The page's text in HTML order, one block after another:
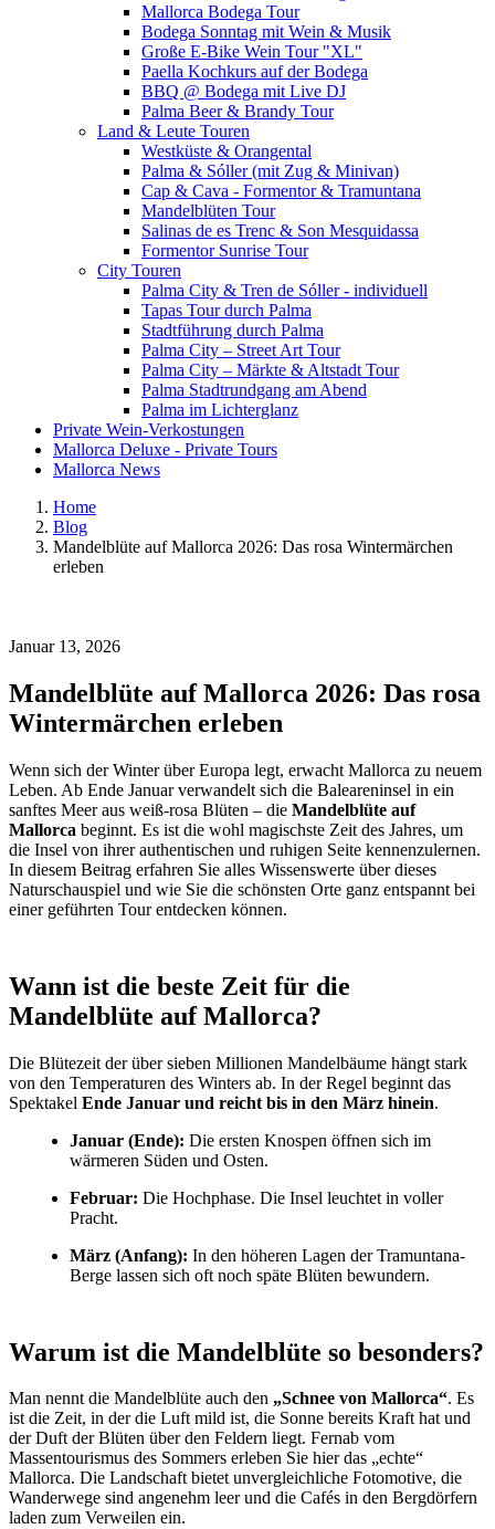
Mallorca Bodega Tour
Bodega Sonntag mit Wein & Musik
Große E-Bike Wein Tour "XL"
Paella Kochkurs auf der Bodega
BBQ @ Bodega mit Live DJ
Palma Beer & Brandy Tour
Land & Leute Touren
Westküste & Orangental
Palma & Sóller (mit Zug & Minivan)
Cap & Cava - Formentor & Tramuntana
Mandelblüten Tour
Salinas de es Trenc & Son Mesquidassa
Formentor Sunrise Tour
City Touren
Palma City & Tren de Sóller - individuell
Tapas Tour durch Palma
Stadtführung durch Palma
Palma City – Street Art Tour
Palma City – Märkte & Altstadt Tour
Palma Stadtrundgang am Abend
Palma im Lichterglanz
Private Wein-Verkostungen
Mallorca Deluxe - Private Tours
Mallorca News
Home
Blog
Mandelblüte auf Mallorca 2026: Das rosa Wintermärchen
erleben
Januar 13, 2026
Mandelblüte auf Mallorca 2026: Das rosa
Wintermärchen erleben
Wenn sich der Winter über Europa legt, erwacht Mallorca zu neuem
Leben. Ab Ende Januar verwandelt sich die Baleareninsel in ein
sanftes Meer aus weiß-rosa Blüten – die Mandelblüte auf
Mallorca beginnt. Es ist die wohl magischste Zeit des Jahres, um
die Insel von ihrer authentischen und ruhigen Seite kennenzulernen.
In diesem Beitrag erfahren Sie alles Wissenswerte über dieses
Naturschauspiel und wie Sie die schönsten Orte ganz entspannt bei
einer geführten Tour entdecken können.
Wann ist die beste Zeit für die
Mandelblüte auf Mallorca?
Die Blütezeit der über sieben Millionen Mandelbäume hängt stark
von den Temperaturen des Winters ab. In der Regel beginnt das
Spektakel Ende Januar und reicht bis in den März hinein.
Januar (Ende): Die ersten Knospen öffnen sich im
wärmeren Süden und Osten.
Februar: Die Hochphase. Die Insel leuchtet in voller
Pracht.
März (Anfang): In den höheren Lagen der Tramuntana-
Berge lassen sich oft noch späte Blüten bewundern.
Warum ist die Mandelblüte so besonders?
Man nennt die Mandelblüte auch den „Schnee von Mallorca“. Es
ist die Zeit, in der die Luft mild ist, die Sonne bereits Kraft hat und
der Duft der Blüten über den Feldern liegt. Fernab vom
Massentourismus des Sommers erleben Sie hier das „echte“
Mallorca. Die Landschaft bietet unvergleichliche Fotomotive, die
Wanderwege sind angenehm leer und die Cafés in den Bergdörfern
laden zum Verweilen ein.